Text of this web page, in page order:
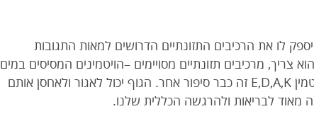
לו את הרכיבים התזונתיים הדרושים למאות התגובות
מרכיבים תזונתיים מסויימים –הויטמינים המסיסים במים
–ומפריש החוצה את כל השאר. בכל הנוגע לויטמינים המסיסים בשמן כמו ויטמין E,D,A,K זה כבר סיפור אחר. הגוף יכול לאגור ולאחסן אותם
מאוד לבריאות ולהרגשה הכללית שלנו.